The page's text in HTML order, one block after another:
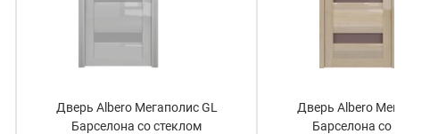
Дверь Albero Мегаполис GL
Барселона со стеклом
Дверь Albero
Барселона со